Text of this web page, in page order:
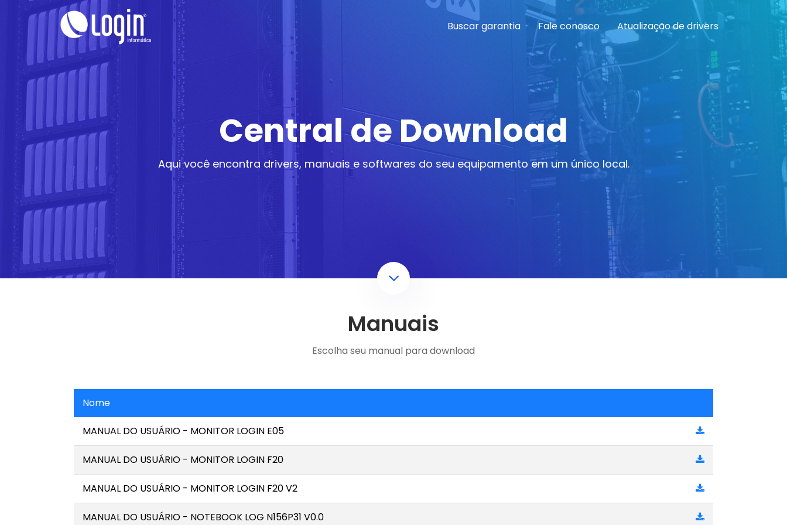
Buscar garantia Fale conosco Atualização de drivers
Central de Download
Aqui você encontra drivers, manuais e softwares do seu equipamento em um único local.
Manuais
Escolha seu manual para download
Nome
MANUAL DO USUÁRIO - MONITOR LOGIN E05
MANUAL DO USUÁRIO - MONITOR LOGIN F20
MANUAL DO USUÁRIO - MONITOR LOGIN F20 V2
MANUAL DO USUÁRIO - NOTEBOOK LOG N156P31 V0.0